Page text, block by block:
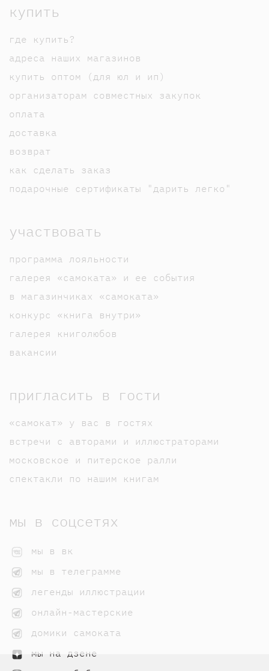
купить
где купить?
адреса наших магазинов
купить оптом (для юл и ип)
организаторам совместных закупок
оплата
доставка
возврат
как сделать заказ
подарочные сертификаты "дарить легко"
участвовать
программа лояльности
галерея «самоката» и ее события
в магазинчиках «самоката»
конкурс «книга внутри»
галерея книголюбов
вакансии
пригласить в гости
«самокат» у вас в гостях
встречи с авторами и иллюстраторами
московское и питерское ралли
спектакли по нашим книгам
мы в соцсетях
мы в вк
мы в телеграмме
легенды иллюстрации
онлайн-мастерские
домики самоката
мы на дзене